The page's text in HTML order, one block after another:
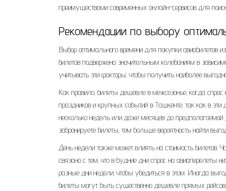
преимуществами современных онлайн-сервисов для
Рекомендации по выбору
Выбор оптимального времени для покупки авиабилетов
билетов подвержена значительным колебаниям в
учитывать эти факторы‚ чтобы получить наиболее
Как правило‚ билеты дешевле в межсезонье‚ когда
праздников и крупных событий в Ташкенте‚ так как в эти
несколько недель или даже месяцев до
забронируете билеты‚ тем больше вероятность найти
День недели также может влиять на стоимость билетов.
связано с тем‚ что в будние дни спрос на авиаперелеты
разные дни недели‚ чтобы убедиться в этом. Иногда
билеты могут быть существенно дешевле прямых рейсов.